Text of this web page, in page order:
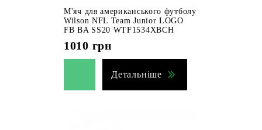
М'яч для американського футболу
Wilson NFL Team Junior LOGO
FB BA SS20 WTF1534XBCH
1010 грн
Детальніше